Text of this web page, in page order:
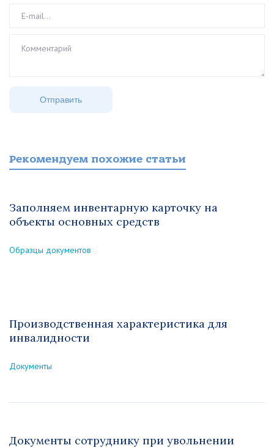
Рекомендуем похожие статьи
Заполняем инвентарную карточку на
объекты основных средств
Образцы документов
Производственная характеристика для
инвалидности
Документы
Документы сотруднику при увольнении